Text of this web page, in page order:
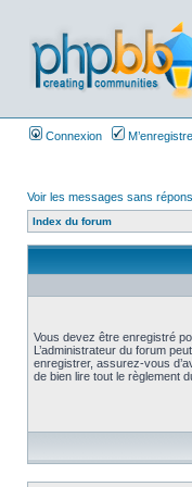
Connexion
Voir les messages sans
Index du forum
Vous devez être enregistré
L’administrateur du forum
enregistrer, assurez-vous
de bien lire tout le règlement